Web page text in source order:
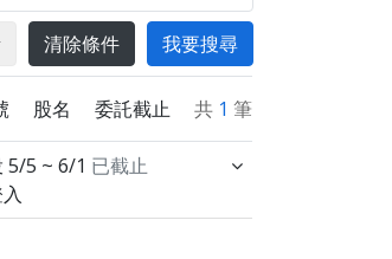
清除條件 我要搜尋
股名 委託截止 共 1 筆
5/5 ~ 6/1 已截止